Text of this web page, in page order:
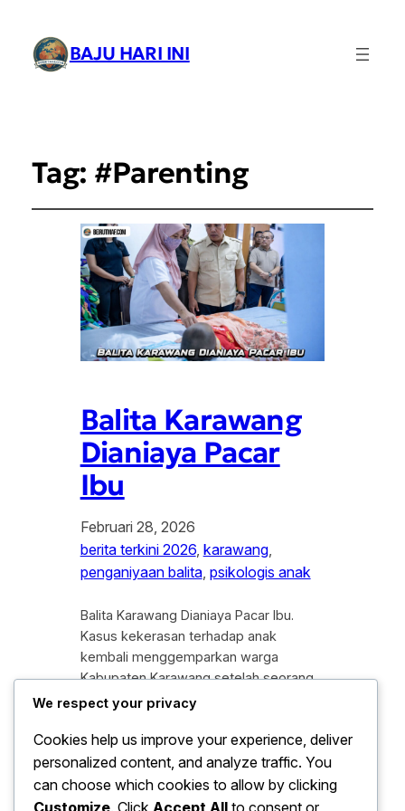
BAJU HARI INI
Tag: #Parenting
Balita Karawang
Dianiaya Pacar
Ibu
Februari 28, 2026
berita terkini 2026, karawang
penganiyaan balita, psikologis anak
Balita Karawang Dianiaya Pacar Ibu.
Kasus kekerasan terhadap anak
kembali menggemparkan warga
Kabupaten Karawang setelah seorang
balita laki-laki dilaporkan mengalami
merupakan kekasih dari ibu kandung
korban yang secara tega melakukan
aksi kekerasan fisik di dalam rumah
kontrakan mereka. Insiden memilukan
We respect your privacy
Cookies help us improve your experience, deliver
personalized content, and analyze traffic. You
can choose which cookies to allow by clicking
Customize . Click Accept All to consent or